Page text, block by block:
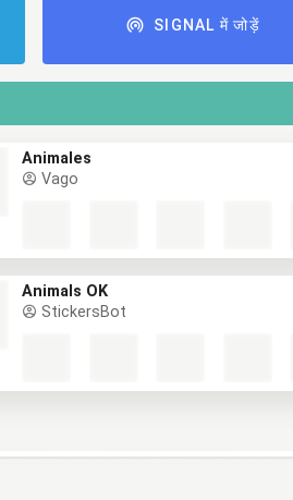
SIGNAL में जोड़ें
Animales
Vago
Animals OK
StickersBot